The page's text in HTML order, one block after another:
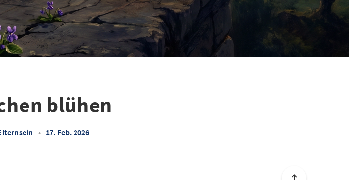
blühen
• 17. Feb. 2026